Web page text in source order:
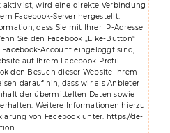
aktiv ist, wird eine direkte Verbindung
Facebook-Server hergestellt.
dass Sie mit Ihrer IP-Adresse
Sie den Facebook „Like-Button“
Account eingeloggt sind,
auf Ihrem Facebook-Profil
den Besuch dieser Website Ihrem
darauf hin, dass wir als Anbieter
der übermittelten Daten sowie
Weitere Informationen hierzu
von Facebook unter: https://de-
.